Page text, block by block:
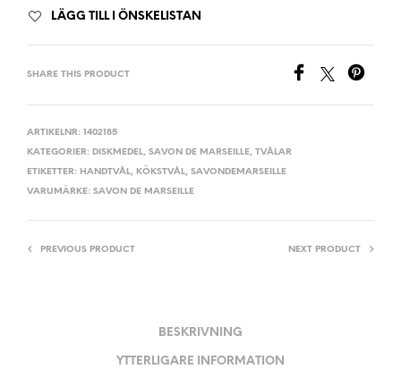
LÄGG TILL I ÖNSKELISTAN
SHARE THIS PRODUCT
ARTIKELNR: 1402185
KATEGORIER: DISKMEDEL, SAVON DE MARSEILLE, TVÅLAR
ETIKETTER: HANDTVÅL, KÖKSTVÅL, SAVONDEMARSEILLE
VARUMÄRKE: SAVON DE MARSEILLE
PREVIOUS PRODUCT NEXT PRODUCT
BESKRIVNING
YTTERLIGARE INFORMATION